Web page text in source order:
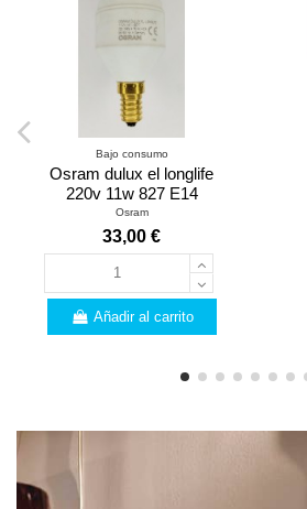
Bajo consumo
Osram dulux el longlife
220v 11w 827 E14
Osram
33,00 €
Añadir al carrito